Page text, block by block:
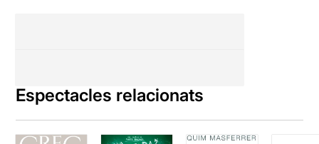
Espectacles relacionats